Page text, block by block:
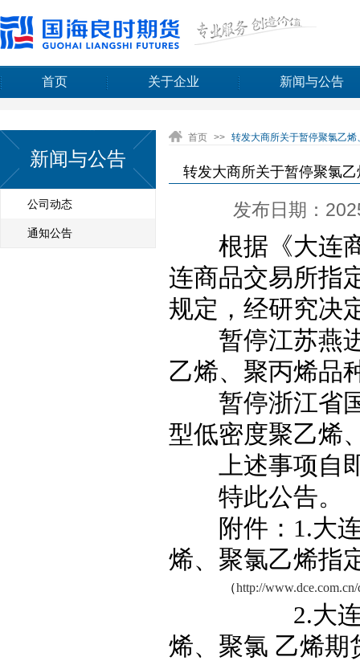
首页 关于企业 新闻与公告
新闻与公告
公司动态
通知公告
首页 >> 转发大商所关于暂停聚氯乙
转发大商所关于暂停聚氯
发布日期：
根据《大连
连商品交易所指
规定，经研究决
暂停江苏燕
乙烯、聚丙烯品
暂停浙江省
型低密度聚乙烯
上述事项自
特此公告。
附件： 1.大
烯、聚氯乙烯指
（http://
2.大
烯、聚氯 乙烯期